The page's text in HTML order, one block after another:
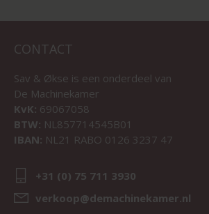
CONTACT
Sav & Økse is een onderdeel van
De Machinekamer
KvK: 69067058
BTW: NL857714545B01
IBAN: NL21 RABO 0126 3237 47
+31 (0) 75 711 3930
verkoop@demachinekamer.nl